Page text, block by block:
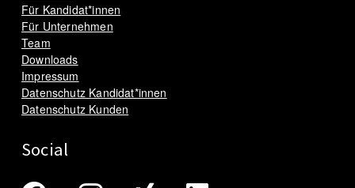
Für Kandidat*innen
Für Unternehmen
Team
Downloads
Impressum
Datenschutz Kandidat*innen
Datenschutz Kunden
Social